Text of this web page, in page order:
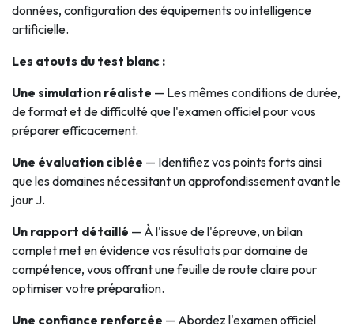
données, configuration des équipements ou intelligence
artificielle.
Les atouts du test blanc :
Une simulation réaliste — Les mêmes conditions de durée,
de format et de difficulté que l'examen officiel pour vous
préparer efficacement.
Une évaluation ciblée — Identifiez vos points forts ainsi
que les domaines nécessitant un approfondissement avant le
jour J.
Un rapport détaillé — À l'issue de l'épreuve, un bilan
complet met en évidence vos résultats par domaine de
compétence, vous offrant une feuille de route claire pour
optimiser votre préparation.
Une confiance renforcée — Abordez l'examen officiel